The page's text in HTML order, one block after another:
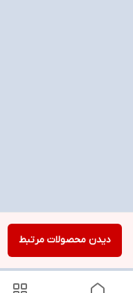
دیدن محصولات مرتبط